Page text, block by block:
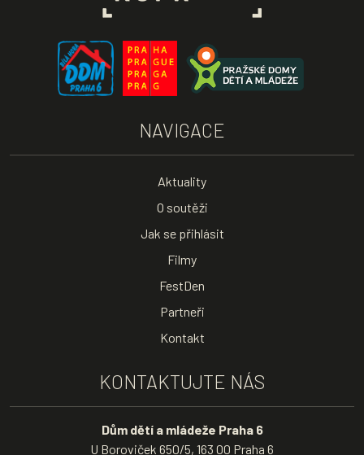
NAVIGACE
Aktuality
O soutěži
Jak se přihlásit
Filmy
FestDen
Partneři
Kontakt
KONTAKTUJTE NÁS
Dům dětí a mládeže Praha 6
U Boroviček 650/5, 163 00 Praha 6